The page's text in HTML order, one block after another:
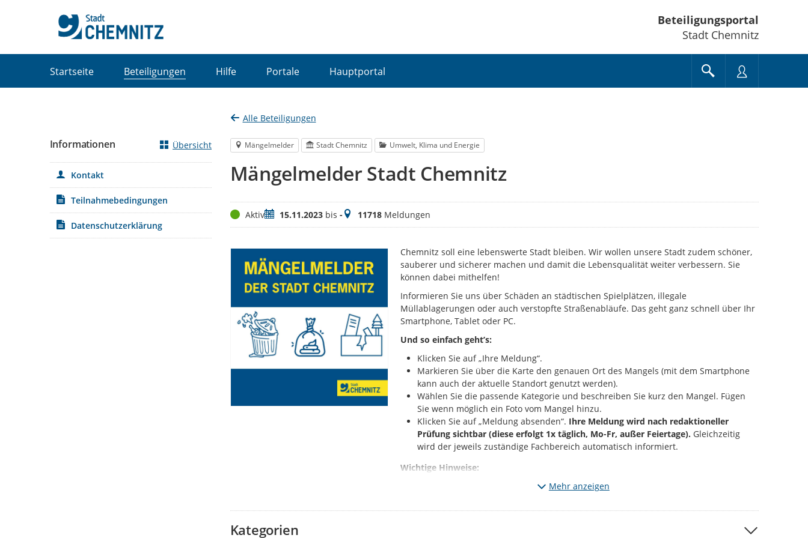
Beteiligungsportal
Stadt Chemnitz
Startseite Beteiligungen Hilfe Portale Hauptportal
Alle Beteiligungen
Mängelmelder Stadt Chemnitz Umwelt, Klima und Energie
Mängelmelder Stadt Chemnitz
StatusAktivZeitraum
15.11.2023bis -Meldungen
11718Meldungen
Chemnitz soll eine lebenswerte Stadt bleiben. Wir wollen unsere Stadt zudem schöner,
sauberer und sicherer machen und damit die Lebensqualität weiter verbessern. Sie
können dabei mithelfen!
Informieren Sie uns über Schäden an städtischen Spielplätzen, illegale
Müllablagerungen oder auch verstopfte Straßenabläufe. Das geht ganz schnell über Ihr
Smartphone, Tablet oder PC.
Und so einfach geht’s:
Klicken Sie auf „Ihre Meldung“.
Markieren Sie über die Karte den genauen Ort des Mangels (mit dem Smartphone
kann auch der aktuelle Standort genutzt werden).
Wählen Sie die passende Kategorie und beschreiben Sie kurz den Mangel. Fügen
Sie wenn möglich ein Foto vom Mangel hinzu.
Klicken Sie auf „Meldung absenden“. Ihre Meldung wird nach redaktioneller
Prüfung sichtbar (diese erfolgt 1x täglich, Mo-Fr, außer Feiertage). Gleichzeitig
wird der jeweils zuständige Fachbereich automatisch informiert.
Wichtige Hinweise:
Melden Sie bitte nur solche Mängel, die den vorgegebenen Kategorien entsprechen.
Behördenrufnummer 115 oder per Mail and115@stadt-chemnitz.de
Mehr anzeigen
Kategorien
Informationen Übersicht
Kontakt
Teilnahmebedingungen
Datenschutzerklärung